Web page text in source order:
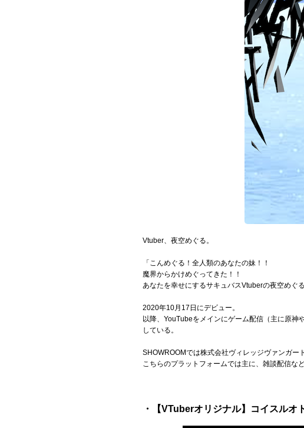
Vtuber、夜空めぐる。
「こんめぐる！全人類のあなたの妹！！
魔界からかけめぐってきた！！
あなたを幸せにするサキュバスVtuberの夜空めぐ
2020年10月17日にデビュー。
以降、YouTubeをメインにゲーム配信（主に原
している。
SHOWROOMでは株式会社ヴィレッジヴァンガー
こちらのプラットフォームでは主に、雑談配信な
・【VTuberオリジナル】コイスルオ